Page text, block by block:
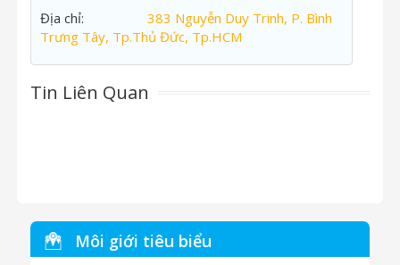
Địa chỉ:
383 Nguyễn Duy Trinh, P. Bình
Trưng Tây, Tp.Thủ Đức, Tp.HCM
Tin Liên Quan
Môi giới tiêu biểu